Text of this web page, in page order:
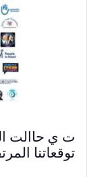
ت ي حاالت
توقعاتنا